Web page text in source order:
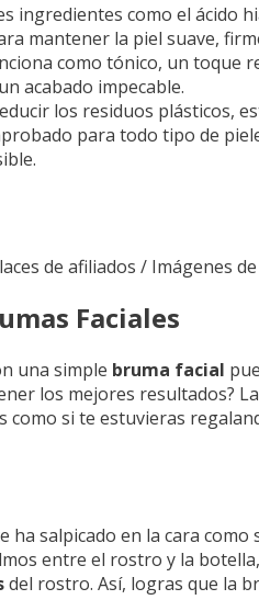
ingredientes como el ácido
mantener la piel suave,
como tónico, un toque
acabado impecable.
los residuos plásticos,
para todo tipo de
de afiliados / Imágenes
Faciales
una simple bruma facial
los mejores resultados?
si te estuvieras
ha salpicado en la cara
entre el rostro y la
del rostro. Así, logras que la